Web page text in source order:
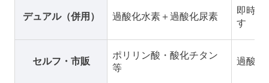
デュアル（併用） 過酸化水素＋過酸化尿素
即時性
す
セルフ・市販
ポリリン酸・酸化チタン
等
過酸化